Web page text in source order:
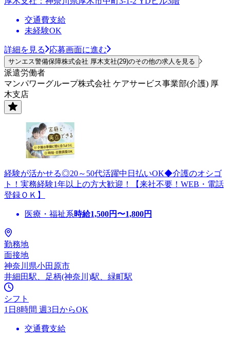
交通費支給
未経験OK
詳細を見る 応募画面に進む
サンエス警備保障株式会社 厚木支社(29)のその他の求人を見る
派遣労働者
マンパワーグループ株式会社 ケアサービス事業部(介護) 厚
木支店
経験が活かせる◎20～50代活躍中日払いOK◆介護のオシゴ
ト！実務経験1年以上の方大歓迎！【来社不要！WEB・電話
登録ＯＫ】
医療・福祉系時給1,500円〜1,800円
勤務地
面接地
神奈川県小田原市
井細田駅、足柄(神奈川)駅、緑町駅
シフト
1日8時間 週3日からOK
交通費支給